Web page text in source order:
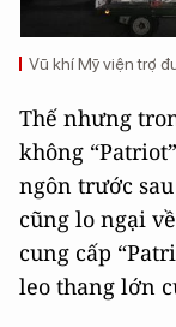
Vũ khí Mỹ viện trợ
Thế nhưng
không
ngôn trước
cũng lo ngại
cung cấp
leo thang lớn